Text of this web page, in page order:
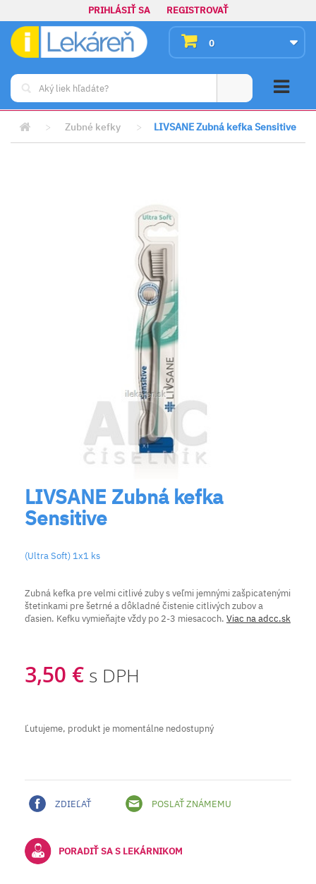
PRIHLÁSIŤ SA REGISTROVAŤ
0
> Zubné kefky > LIVSANE Zubná kefka Sensitive
LIVSANE Zubná kefka
Sensitive
(Ultra Soft) 1x1 ks
Zubná kefka pre velmi citlivé zuby s veľmi jemnými zašpicatenými
štetinkami pre šetrné a dôkladné čistenie citlivých zubov a
ďasien. Kefku vymieňajte vždy po 2-3 miesacoch. Viac na adcc.sk
3,50 € s DPH
Ľutujeme, produkt je momentálne nedostupný
ZDIEĽAŤ POSLAŤ ZNÁMEMU
PORADIŤ SA S LEKÁRNIKOM